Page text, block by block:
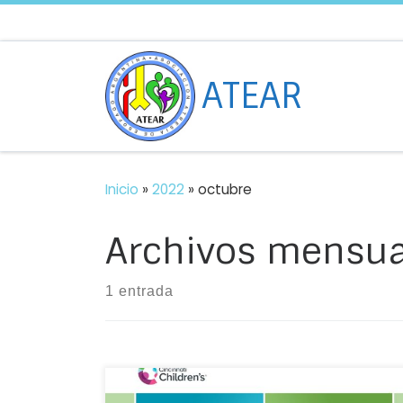
ATEAR
Inicio » 2022 » octubre
Archivos
1 entrada
Quad Conference 2022, se está